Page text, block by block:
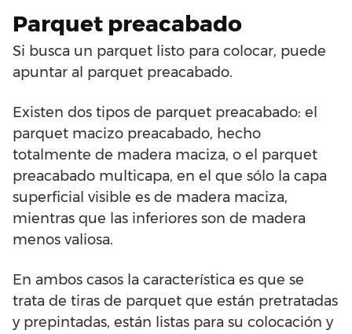
Parquet preacabado
Si busca un parquet listo para colocar, puede
apuntar al parquet preacabado.
Existen dos tipos de parquet preacabado: el
parquet macizo preacabado, hecho
totalmente de madera maciza, o el parquet
preacabado multicapa, en el que sólo la capa
superficial visible es de madera maciza,
mientras que las inferiores son de madera
menos valiosa.
En ambos casos la característica es que se
trata de tiras de parquet que están pretratadas
y prepintadas, están listas para su colocación y